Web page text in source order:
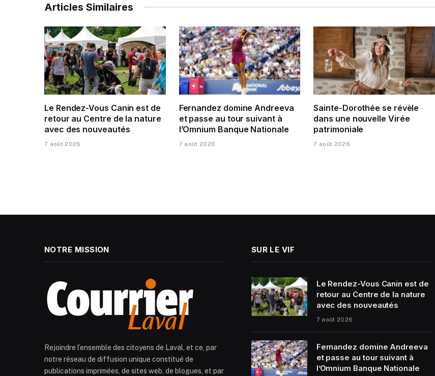
Articles Similaires
Le Rendez-Vous Canin est de
retour au Centre de la nature
avec des nouveautés
7 août 2026
Fernandez domine Andreeva
et passe au tour suivant à
l’Omnium Banque Nationale
7 août 2026
Sainte-Dorothée se révèle
dans une nouvelle Virée
patrimoniale
7 août 2026
NOTRE MISSION
Rejoindre l’ensemble des citoyens de Laval, et ce, par
notre réseau de diffusion unique constitué de
publications imprimées, de sites web, de blogues, et par
SUR LE VIF
Le Rendez-Vous Canin est de
retour au Centre de la nature
avec des nouveautés
7 août 2026
Fernandez domine Andreeva
et passe au tour suivant à
l’Omnium Banque Nationale